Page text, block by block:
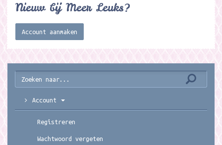
Nieuw bij Meer Leuks?
Account aanmaken
Account
Registreren
Wachtwoord vergeten